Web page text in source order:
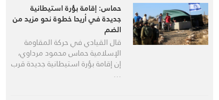
حماس: إقامة بؤرة استيطانية
جديدة في أريحا خطوة نحو مزيد من
الضم
قال القيادي في حركة المقاومة
الإسلامية حماس محمود مرداوي،
إن إقامة بؤرة استيطانية جديدة قرب
…